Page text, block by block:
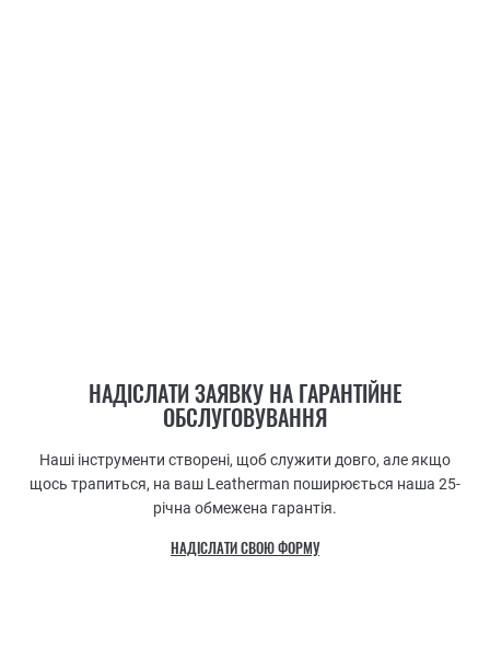
НАДІСЛАТИ ЗАЯВКУ НА ГАРАНТІЙНЕ
ОБСЛУГОВУВАННЯ
Наші інструменти створені, щоб служити довго, але якщо
щось трапиться, на ваш Leatherman поширюється наша 25-
річна обмежена гарантія.
НАДІСЛАТИ СВОЮ ФОРМУ